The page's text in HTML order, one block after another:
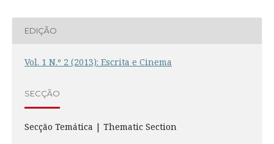
EDIÇÃO
Vol. 1 N.º 2 (2013): Escrita e Cinema
SECÇÃO
Secção Temática | Thematic Section